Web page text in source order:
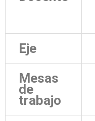
Eje
Mesas
de
trabajo